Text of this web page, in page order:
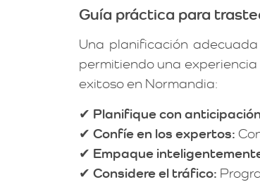
Guía práctica para
Una planificación
permitiendo una
exitoso en Normandia:
✔ Planifique con
✔ Confíe en los expertos:
✔ Empaque
✔ Considere el tráfico: